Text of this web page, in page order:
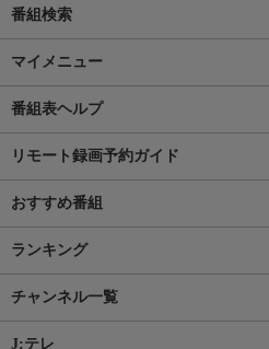
番組検索
マイメニュー
番組表ヘルプ
リモート録画予約ガイド
おすすめ番組
ランキング
チャンネル一覧
J:テレ